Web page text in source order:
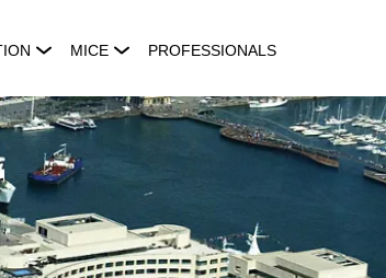
MICE PROFESSIONALS